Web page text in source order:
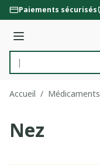
Aller au contenu
Paiements sécurisés
Menu
Rechercher
Accueil / Médicaments
Nez